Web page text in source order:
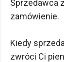
Sprzedawca
zamówienie.
Kiedy
zwróci Ci